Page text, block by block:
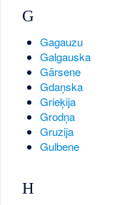
G
Gagauzu
Galgauska
Gārsene
Gdaņska
Grieķija
Grodņa
Gruzija
Gulbene
H